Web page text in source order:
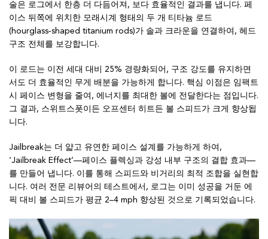
술은 로그에서 한층 더 다듬어져, 보다 효율적인 결과를 냅니다. 페
이스 뒤쪽에 위치한 모래시계 형태의 두 개 티타늄 로드
(hourglass‑shaped titanium rods)가 솔과 크라운을 연결하여, 헤드
구조 전체를 보강합니다.
이 로드는 이전 세대 대비 25% 경량화되어, 구조 강도를 유지하면
서도 더 효율적인 무게 배분을 가능하게 합니다. 핵심 이점은 임팩트
시 페이스 변형을 줄여, 에너지를 최대한 볼에 전달한다는 점입니다.
그 결과, 스위트스폿이든 오프센터 히트든 볼 스피드가 크게 향상됩
니다.
Jailbreak는 더 얇고 유연한 페이스 설계를 가능하게 하여,
‘Jailbreak Effect’—페이스 플렉싱과 강성 내부 구조의 결합 효과—
를 만들어 냅니다. 이를 통해 스피드와 비거리의 최적 조합을 실현합
니다. 여러 전문 리뷰어의 테스트에서, 로그는 이미 성공을 거둔 에
픽 대비 볼 스피드가 평균 2–4 mph 향상된 것으로 기록되었습니다.